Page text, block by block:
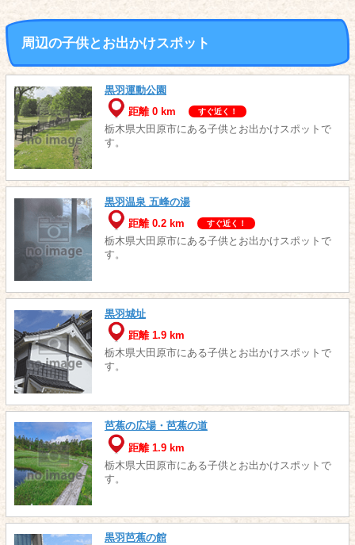
周辺の子供とお出かけスポット
黒羽運動公園
距離 0 km
すぐ近く！
栃木県大田原市にある子供とお出かけスポットで
す。
黒羽温泉 五峰の湯
距離 0.2 km
すぐ近く！
栃木県大田原市にある子供とお出かけスポットで
す。
黒羽城址
距離 1.9 km
栃木県大田原市にある子供とお出かけスポットで
す。
芭蕉の広場・芭蕉の道
距離 1.9 km
栃木県大田原市にある子供とお出かけスポットで
す。
黒羽芭蕉の館